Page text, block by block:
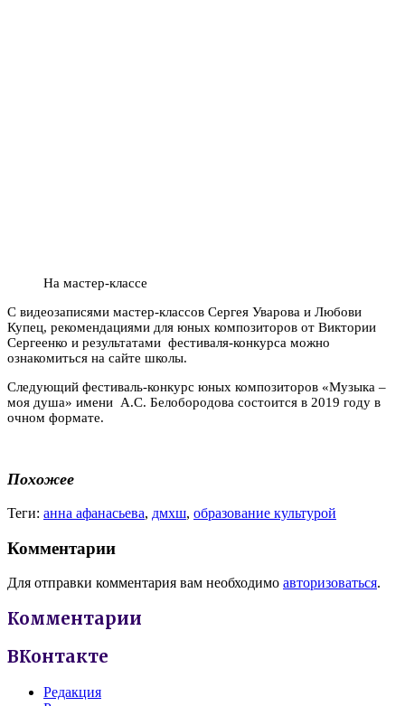
На мастер-классе
С видеозаписями мастер-классов Сергея Уварова и Любови
Купец, рекомендациями для юных композиторов от Виктории
Сергеенко и результатами фестиваля-конкурса можно
ознакомиться на сайте школы.
Следующий фестиваль-конкурс юных композиторов «Музыка –
моя душа» имени А.С. Белобородова состоится в 2019 году в
очном формате.
Похожее
Теги: анна афанасьева, дмхш, образование культурой
Комментарии
Для отправки комментария вам необходимо авторизоваться.
Комментарии
ВКонтакте
Редакция